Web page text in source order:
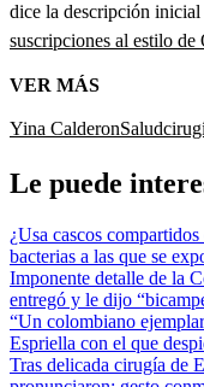
dice la descripción
suscripciones al estilo de
VER MÁS
Yina CalderonSalud
Le puede
¿Usa cascos
bacterias a las que se
Imponente detalle de la
entregó y le dijo
“Un colombiano
Espriella con el que
Tras delicada cirugía de